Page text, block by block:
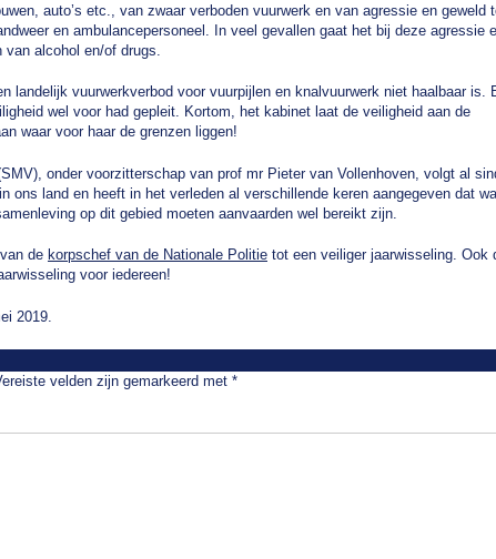
auto’s etc., van zwaar verboden vuurwerk en van agressie en geweld
en ambulancepersoneel. In veel gevallen gaat het bij deze agressie
alcohol en/of drugs.
landelijk vuurwerkverbod voor vuurpijlen en knalvuurwerk niet haalbaar is.
wel voor had gepleit. Kortom, het kabinet laat de veiligheid aan de
waar voor haar de grenzen liggen!
onder voorzitterschap van prof mr Pieter van Vollenhoven, volgt al
ons land en heeft in het verleden al verschillende keren aangegeven dat
op dit gebied moeten aanvaarden wel bereikt zijn.
de korpschef van de Nationale Politie tot een veiliger jaarwisseling. Ook
voor iedereen!
2019.
velden zijn gemarkeerd met *